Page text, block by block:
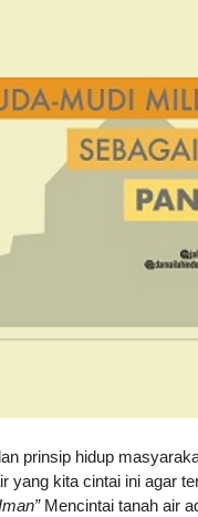
prinsip hidup
yang kita cintai ini agar
Mencintai tanah air